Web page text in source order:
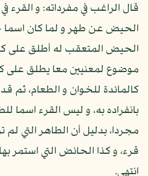
قال الراغب في مفرداته: و القرء
الحيض عن طهر و لما كان اسما
الحيض المتعقب له أطلق على
موضوع لمعنيين معا يطلق على
كالمائدة للخوان و الطعام، ثم
بانفراده به، و ليس القرء اسما
مجردا، بدليل أن الطاهر التي لم
قرء، و كذا الحائض التي استمر
انتهى.